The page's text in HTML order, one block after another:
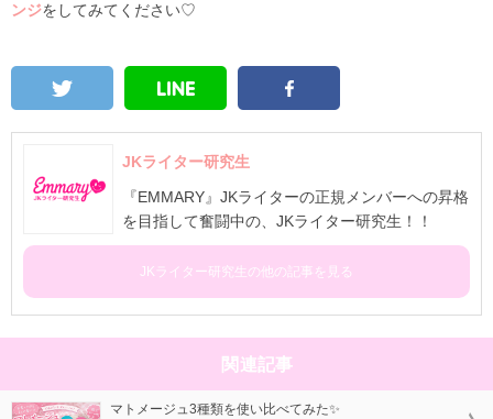
ンジをしてみてください♡
JKライター研究生
『EMMARY』JKライターの正規メンバーへの昇格
を目指して奮闘中の、JKライター研究生！！
JKライター研究生の他の記事を見る
関連記事
マトメージュ3種類を使い比べてみた✨